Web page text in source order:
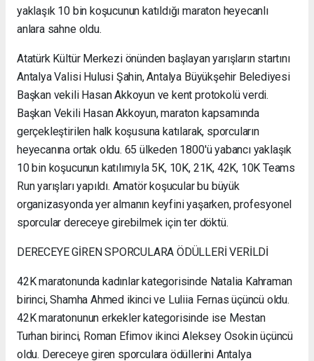
yaklaşık 10 bin koşucunun katıldığı maraton heyecanlı
anlara sahne oldu.
Atatürk Kültür Merkezi önünden başlayan yarışların startını
Antalya Valisi Hulusi Şahin, Antalya Büyükşehir Belediyesi
Başkan vekili Hasan Akkoyun ve kent protokolü verdi.
Başkan Vekili Hasan Akkoyun, maraton kapsamında
gerçekleştirilen halk koşusuna katılarak, sporcuların
heyecanına ortak oldu. 65 ülkeden 1800'ü yabancı yaklaşık
10 bin koşucunun katılımıyla 5K, 10K, 21K, 42K, 10K Teams
Run yarışları yapıldı. Amatör koşucular bu büyük
organizasyonda yer almanın keyfini yaşarken, profesyonel
sporcular dereceye girebilmek için ter döktü.
DERECEYE GİREN SPORCULARA ÖDÜLLERİ VERİLDİ
42K maratonunda kadınlar kategorisinde Natalia Kahraman
birinci, Shamha Ahmed ikinci ve Luliia Fernas üçüncü oldu.
42K maratonunun erkekler kategorisinde ise Mestan
Turhan birinci, Roman Efimov ikinci Aleksey Osokin üçüncü
oldu. Dereceye giren sporculara ödüllerini Antalya